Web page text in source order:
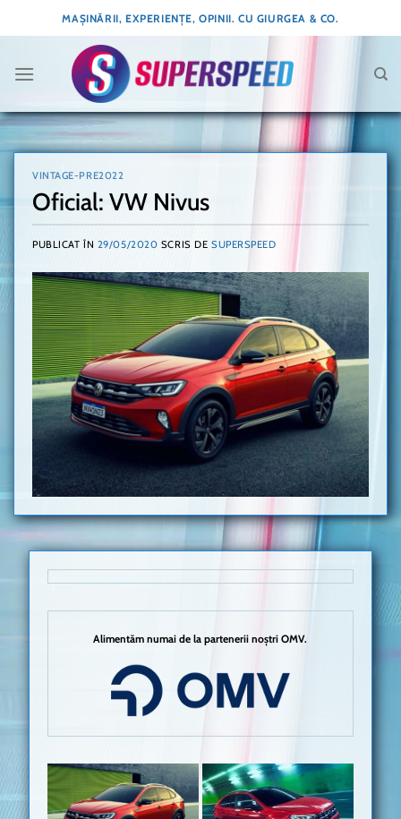
to
MAȘINĂRII, EXPERIENȚE, OPINII. CU GIURGEA & CO.
VINTAGE-PRE2022
Oficial: VW Nivus
PUBLICAT ÎN 29/05/2020 SCRIS DE SUPERSPEED
Alimentăm numai de la partenerii noștri OMV.